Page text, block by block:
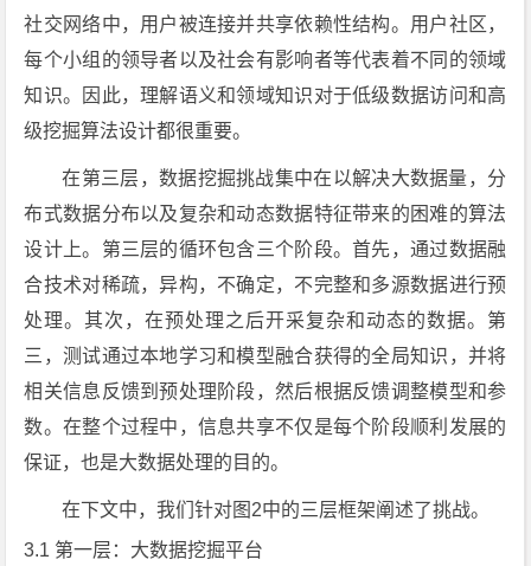
社交网络中，用户被连接并共享依赖性结构。用户社区，
每个小组的领导者以及社会有影响者等代表着不同的领域
知识。因此，理解语义和领域知识对于低级数据访问和高
级挖掘算法设计都很重要。
在第三层，数据挖掘挑战集中在以解决大数据量，分
布式数据分布以及复杂和动态数据特征带来的困难的算法
设计上。第三层的循环包含三个阶段。首先，通过数据融
合技术对稀疏，异构，不确定，不完整和多源数据进行预
处理。其次，在预处理之后开采复杂和动态的数据。第
三，测试通过本地学习和模型融合获得的全局知识，并将
相关信息反馈到预处理阶段，然后根据反馈调整模型和参
数。在整个过程中，信息共享不仅是每个阶段顺利发展的
保证，也是大数据处理的目的。
在下文中，我们针对图2中的三层框架阐述了挑战。
3.1 第一层：大数据挖掘平台